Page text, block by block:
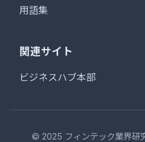
用語集
関連サイト
ビジネスハブ本部
© 2025 フィンテック業界研